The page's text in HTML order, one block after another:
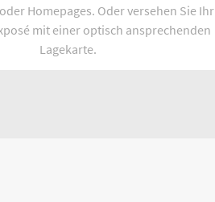
Homepages. Oder versehen Sie Ihr
mit einer optisch ansprechenden
Lagekarte.